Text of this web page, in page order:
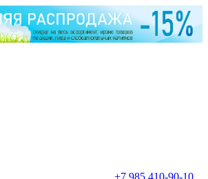
+7 985 410-90-10